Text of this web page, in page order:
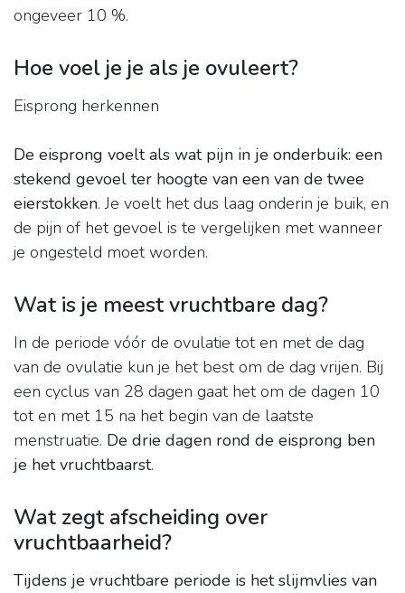
ongeveer 10 %.
Hoe voel je je als je ovuleert?
Eisprong herkennen
De eisprong voelt als wat pijn in je onderbuik: een
stekend gevoel ter hoogte van een van de twee
eierstokken. Je voelt het dus laag onderin je buik, en
de pijn of het gevoel is te vergelijken met wanneer
je ongesteld moet worden.
Wat is je meest vruchtbare dag?
In de periode vóór de ovulatie tot en met de dag
van de ovulatie kun je het best om de dag vrijen. Bij
een cyclus van 28 dagen gaat het om de dagen 10
tot en met 15 na het begin van de laatste
menstruatie. De drie dagen rond de eisprong ben
je het vruchtbaarst.
Wat zegt afscheiding over
vruchtbaarheid?
Tijdens je vruchtbare periode is het slijmvlies van